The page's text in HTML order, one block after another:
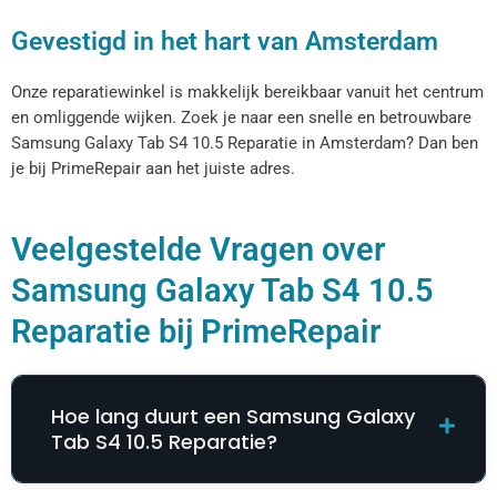
Gevestigd in het hart van Amsterdam
Onze reparatiewinkel is makkelijk bereikbaar vanuit het centrum
en omliggende wijken. Zoek je naar een snelle en betrouwbare
Samsung Galaxy Tab S4 10.5 Reparatie​​​​ in Amsterdam? Dan ben
je bij PrimeRepair aan het juiste adres.
Veelgestelde Vragen over
Samsung Galaxy Tab S4 10.5
Reparatie​​​​ bij PrimeRepair
Hoe lang duurt een Samsung Galaxy
Tab S4 10.5 Reparatie​​​​?